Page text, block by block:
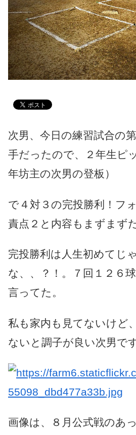
次男、今日の練習試合の
手だったので、２年生ピ
年坊主の次男の登板）
で４対３の完投勝利！フ
責点２と内容もまずまず
完投勝利は人生初めてじ
な、、？！。７回１２６
言ってた。
私も家内も見てないけど
ないと調子が良い次男で
画像は、８月公式戦のあ